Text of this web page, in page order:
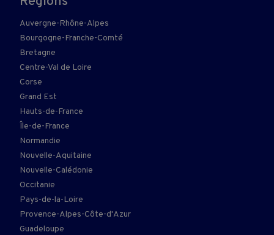
Auvergne-Rhône-Alpes
Bourgogne-Franche-Comté
Bretagne
Centre-Val de Loire
Corse
Grand Est
Hauts-de-France
Île-de-France
Normandie
Nouvelle-Aquitaine
Nouvelle-Calédonie
Occitanie
Pays-de-la-Loire
Provence-Alpes-Côte-d'Azur
Guadeloupe